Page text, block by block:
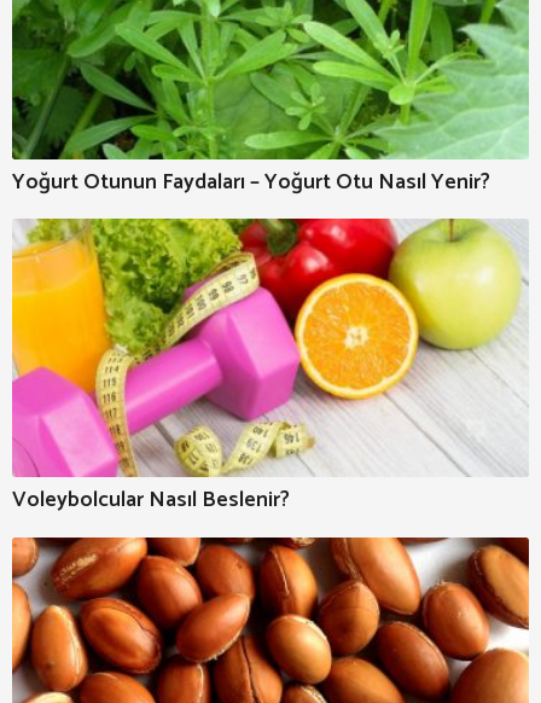
Yoğurt Otunun Faydaları – Yoğurt Otu Nasıl Yenir?
Voleybolcular Nasıl Beslenir?